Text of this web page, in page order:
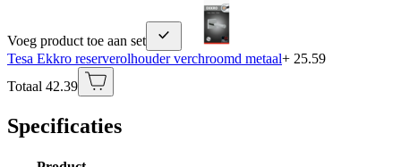
Voeg product toe aan set
Tesa Ekkro reserverolhouder verchroomd metaal+ 25.59
Totaal 42.39
Specificaties